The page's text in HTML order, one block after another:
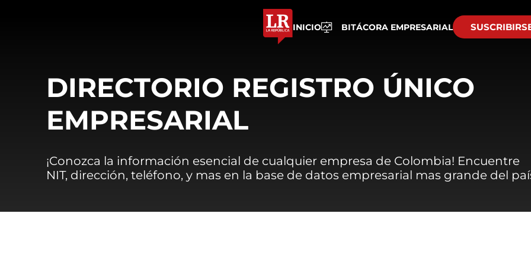
INICIO BITÁCORA EMPRESARIAL
DIRECTORIO REGISTRO ÚNICO
EMPRESARIAL
¡Conozca la información esencial de cualquier empresa de Colombia! Encuentre
NIT, dirección, teléfono, y mas en la base de datos empresarial mas grande del